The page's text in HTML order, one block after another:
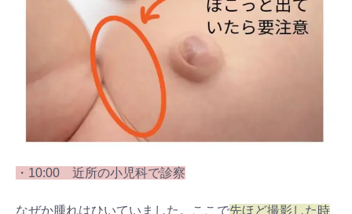
・10:00 近所の小児科で診察
なぜか腫れはひいていました。ここで先ほど撮影した時